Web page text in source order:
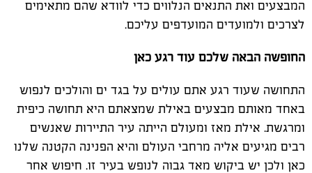
המבצעים ואת התנאים הנלווים כדי לוודא שהם מתאימים
לצרכים ולמועדים המועדפים עליכם.
החופשה הבאה שלכם עוד רגע כאן
התחושה שעוד רגע אתם עולים על בגד ים והולכים לנפוש
באחד מאותם מבצעים באילת שמצאתם היא תחושה כיפית
ומרגשת. אילת מאז ומעולם הייתה עיר התיירות שאנשים
רבים מגיעים אליה מרחבי העולם והיא הפנינה הקטנה שלנו
כאן ולכן יש ביקוש מאד גבוה לנופש בעיר זו. חיפוש אחר